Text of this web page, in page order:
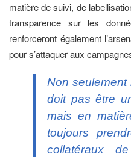
matière de suivi, de
transparence sur les
renforceront également
pour s’attaquer aux
Non seulement
doit pas être
mais en
toujours
collatéraux